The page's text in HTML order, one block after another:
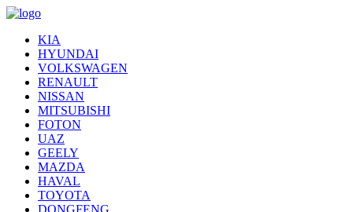
KIA
HYUNDAI
VOLKSWAGEN
RENAULT
NISSAN
MITSUBISHI
FOTON
UAZ
GEELY
MAZDA
HAVAL
TOYOTA
DONGFENG